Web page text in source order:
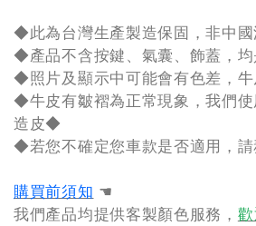
◆此為台灣生產製造保固，非中
◆產品不含按鍵、氣囊、飾蓋，
◆照片及顯示中可能會有色差，
◆牛皮有皺褶為正常現象，我們
造皮◆
◆若您不確定您車款是否適用，
購買前須知 ☚
我們產品均提供客製顏色服務，